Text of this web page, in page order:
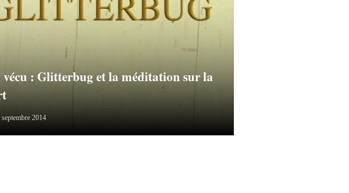
vécu : Glitterbug et la méditation sur la
septembre 2014